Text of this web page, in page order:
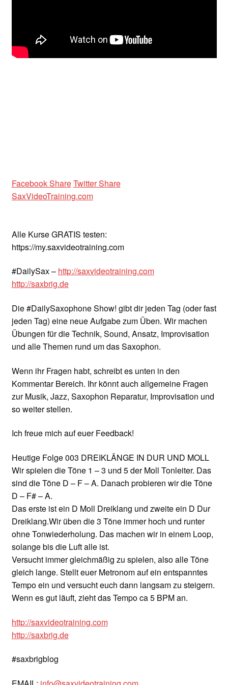
ÜBER UNS
Facebook ShareTwitter Share
SaxVideoTraining.com
Alle Kurse GRATIS testen:
https://my.saxvideotraining.com
#DailySax – http://saxvideotraining.com
http://saxbrig.de
Die #DailySaxophone Show! gibt dir jeden Tag (oder fast
jeden Tag) eine neue Aufgabe zum Üben. Wir machen
Übungen für die Technik, Sound, Ansatz, Improvisation
und alle Themen rund um das Saxophon.
Wenn ihr Fragen habt, schreibt es unten in den
Kommentar Bereich. Ihr könnt auch allgemeine Fragen
zur Musik, Jazz, Saxophon Reparatur, Improvisation und
so weiter stellen.
Ich freue mich auf euer Feedback!
Heutige Folge 003 DREIKLÄNGE IN DUR UND MOLL
Wir spielen die Töne 1 – 3 und 5 der Moll Tonleiter. Das
sind die Töne D – F – A. Danach probieren wir die Töne
D – F# – A.
Das erste ist ein D Moll Dreiklang und zweite ein D Dur
Dreiklang.Wir üben die 3 Töne immer hoch und runter
ohne Tonwiederholung. Das machen wir in einem Loop,
solange bis die Luft alle ist.
Versucht immer gleichmäßig zu spielen, also alle Töne
gleich lange. Stellt euer Metronom auf ein entspanntes
Tempo ein und versucht euch dann langsam zu steigern.
Wenn es gut läuft, zieht das Tempo ca 5 BPM an.
http://saxvideotraining.com
http://saxbrig.de
#saxbrigblog